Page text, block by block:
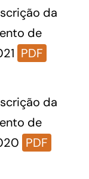
da
de
PDF
da
de
PDF